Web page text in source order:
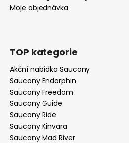
Moje objednávka
TOP kategorie
Akční nabídka Saucony
Saucony Endorphin
Saucony Freedom
Saucony Guide
Saucony Ride
Saucony Kinvara
Saucony Mad River